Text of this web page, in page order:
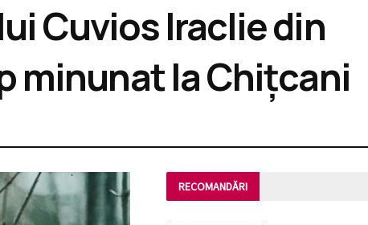
Cuvios Iraclie din
minunat la Chițcani
RECOMANDĂRI